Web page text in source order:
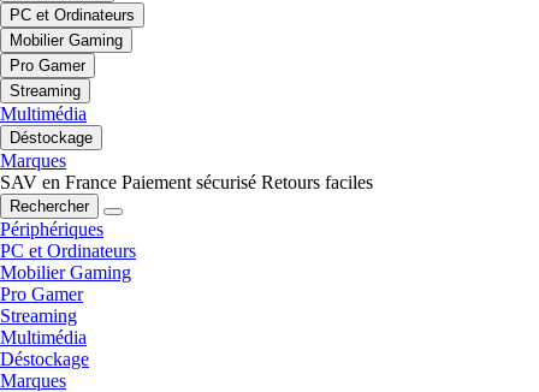
PC et Ordinateurs
Mobilier Gaming
Pro Gamer
Streaming
Multimédia
Déstockage
Marques
SAV en France Paiement sécurisé Retours faciles
Rechercher
Périphériques
PC et Ordinateurs
Mobilier Gaming
Pro Gamer
Streaming
Multimédia
Déstockage
Marques